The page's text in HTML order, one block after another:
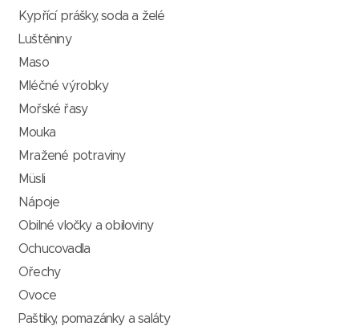
Kypřící prášky, soda a želé
Luštěniny
Maso
Mléčné výrobky
Mořské řasy
Mouka
Mražené potraviny
Müsli
Nápoje
Obilné vločky a obiloviny
Ochucovadla
Ořechy
Ovoce
Paštiky, pomazánky a saláty